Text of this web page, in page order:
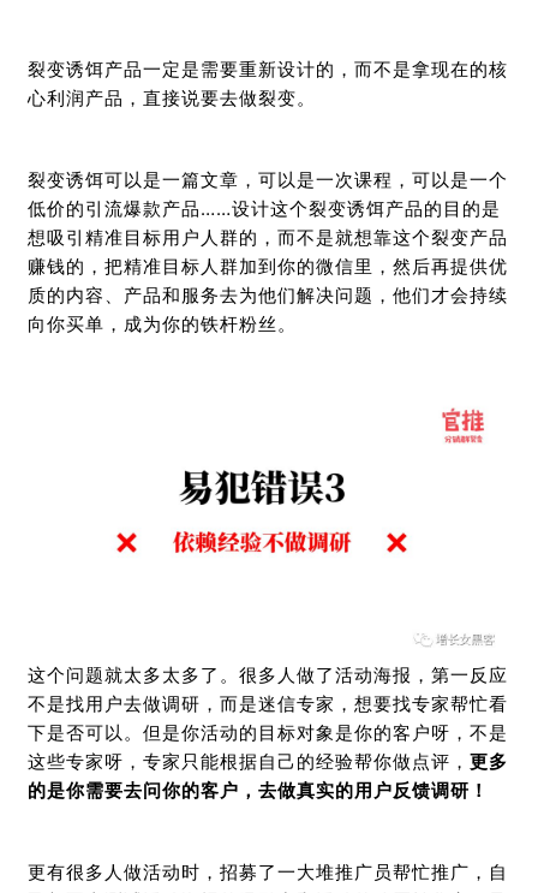
裂变诱饵产品一定是需要重新设计的，而不是拿现在的核
心利润产品，直接说要去做裂变。
裂变诱饵可以是一篇文章，可以是一次课程，可以是一个
低价的引流爆款产品……设计这个裂变诱饵产品的目的是
想吸引精准目标用户人群的，而不是就想靠这个裂变产品
赚钱的，把精准目标人群加到你的微信里，然后再提供优
质的内容、产品和服务去为他们解决问题，他们才会持续
向你买单，成为你的铁杆粉丝。
这个问题就太多太多了。很多人做了活动海报，第一反应
不是找用户去做调研，而是迷信专家，想要找专家帮忙看
下是否可以。但是你活动的目标对象是你的客户呀，不是
这些专家呀，专家只能根据自己的经验帮你做点评， 更多
的是你需要去问你的客户，去做真实的用户反馈调研！
更有很多人做活动时，招募了一大堆推广员帮忙推广，自